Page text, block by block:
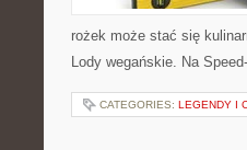
rożek może stać się
Lody wegańskie. Na
CATEGORIES: LEGENDY I